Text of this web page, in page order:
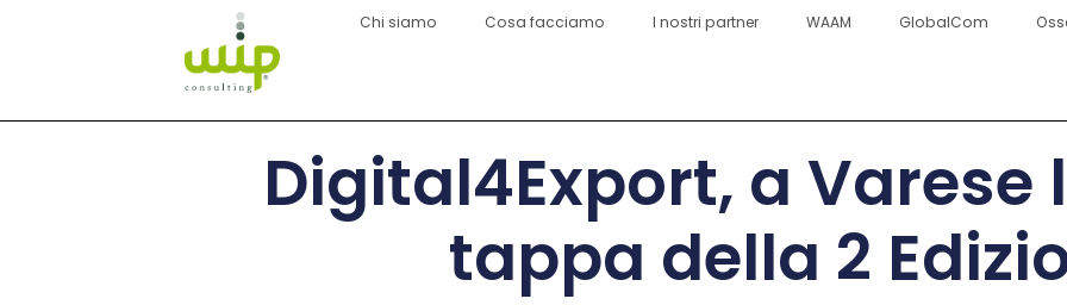
Chi siamo Cosa facciamo I nostri partner WAAM GlobalCom
Digital4Export, a Varese
tappa della 2